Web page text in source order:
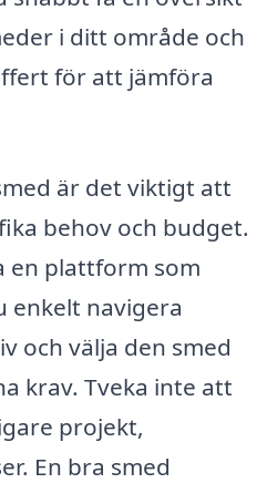
i ditt område och
för att jämföra
är det viktigt att
behov och budget.
en plattform som
enkelt navigera
och välja den smed
krav. Tveka inte att
projekt,
En bra smed